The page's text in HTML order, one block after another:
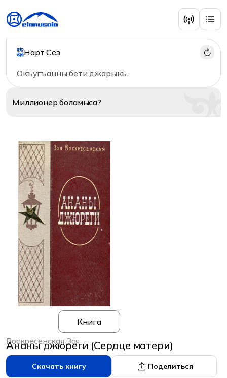
Нарт Сёз
Окъугъанны бети джарыкъ.
Миллионерболамыса?
Разное
Книга
Воскресенская Зоя
Ананы джюреги (Сердце матери)
Скачать книгу Поделиться